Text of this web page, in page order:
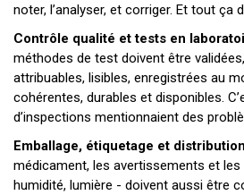
noter, l’analyser, et corriger. Et tout ça
Contrôle qualité et tests en
méthodes de test doivent être
attribuables, lisibles, enregistrées au
cohérentes, durables et disponibles.
d’inspections mentionnaient des
Emballage, étiquetage et distribution
médicament, les avertissements et
humidité, lumière - doivent aussi être